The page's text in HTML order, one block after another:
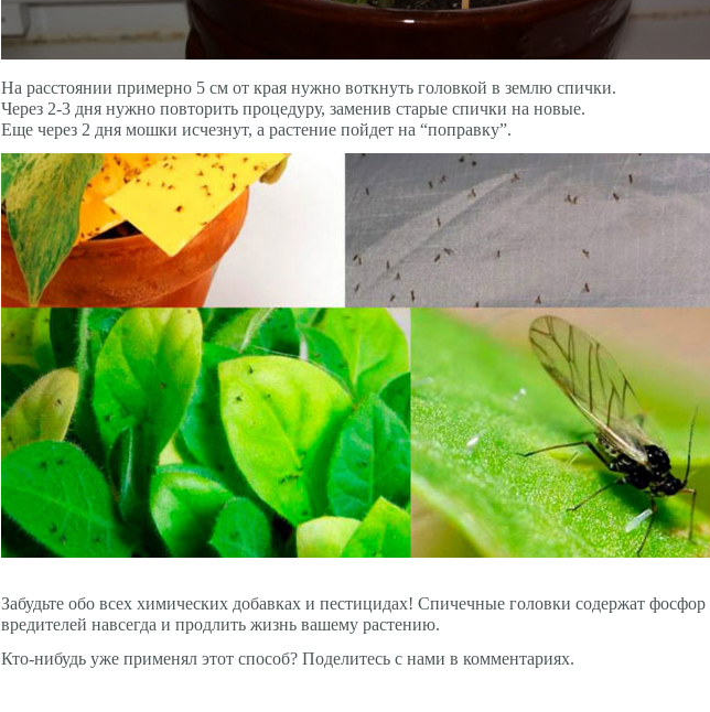
На расстоянии примерно 5 см от края нужно воткнуть головкой в землю спички.
Через 2-3 дня нужно повторить процедуру, заменив старые спички на новые.
Еще через 2 дня мошки исчезнут, а растение пойдет на “поправку”.
Забудьте обо всех химических добавках и пестицидах! Спичечные головки содержат
вредителей навсегда и продлить жизнь вашему растению.
Кто-нибудь уже применял этот способ? Поделитесь с нами в комментариях.